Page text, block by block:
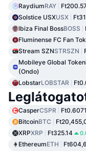
RaydiumRAY
Solstice USXUSX
Ibiza Final BossBOSS
Fluminense FC Fan
Stream SZNSTRSZN
Mobileye Global
(Ondo)
LobstarLOBSTAR
CasperCSPR Ft0.6071
BitcoinBTC
XRPXRP Ft325.14
EthereumETH